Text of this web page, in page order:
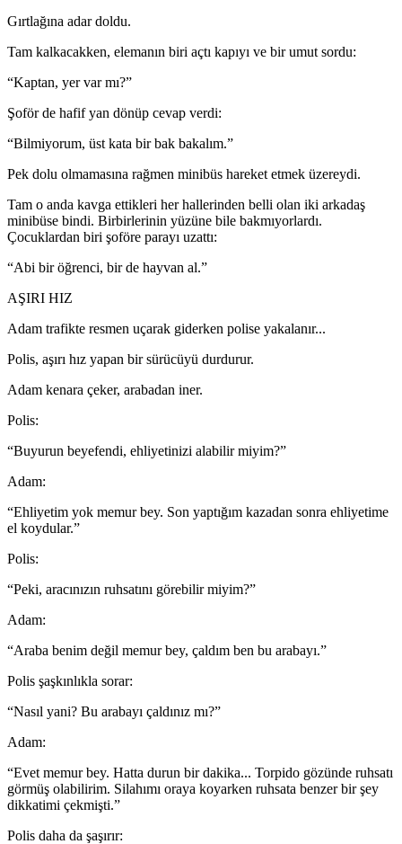
Gırtlağına adar doldu.
Tam kalkacakken, elemanın biri açtı kapıyı ve bir umut sordu:
“Kaptan, yer var mı?”
Şoför de hafif yan dönüp cevap verdi:
“Bilmiyorum, üst kata bir bak bakalım.”
Pek dolu olmamasına rağmen minibüs hareket etmek üzereydi.
Tam o anda kavga ettikleri her hallerinden belli olan iki arkadaş
minibüse bindi. Birbirlerinin yüzüne bile bakmıyorlardı.
Çocuklardan biri şoföre parayı uzattı:
“Abi bir öğrenci, bir de hayvan al.”
AŞIRI HIZ
Adam trafikte resmen uçarak giderken polise yakalanır...
Polis, aşırı hız yapan bir sürücüyü durdurur.
Adam kenara çeker, arabadan iner.
Polis:
“Buyurun beyefendi, ehliyetinizi alabilir miyim?”
Adam:
“Ehliyetim yok memur bey. Son yaptığım kazadan sonra ehliyetime
el koydular.”
Polis:
“Peki, aracınızın ruhsatını görebilir miyim?”
Adam:
“Araba benim değil memur bey, çaldım ben bu arabayı.”
Polis şaşkınlıkla sorar:
“Nasıl yani? Bu arabayı çaldınız mı?”
Adam:
“Evet memur bey. Hatta durun bir dakika... Torpido gözünde ruhsatı
görmüş olabilirim. Silahımı oraya koyarken ruhsata benzer bir şey
dikkatimi çekmişti.”
Polis daha da şaşırır: